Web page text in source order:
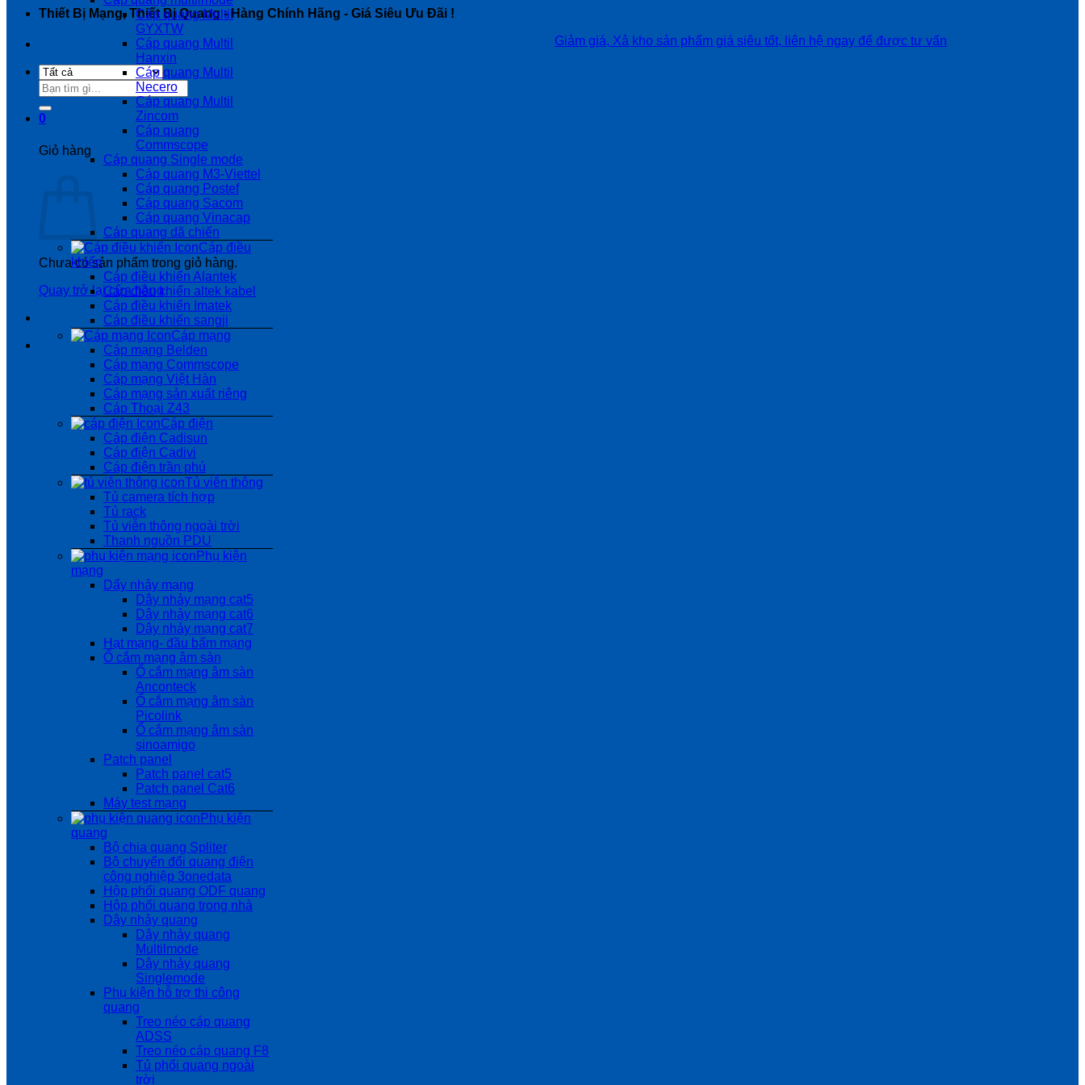
Thiết Bị Mạng, Thiết Bị Quang - Hàng Chính Hãng - Giá Siêu Ưu Đãi !
Giảm giá, Xả kho sản phẩm giá siêu tốt, liên hệ ngay để được tư vấn
Tìm
kiếm:
0
Giỏ hàng
Chưa có sản phẩm trong giỏ hàng.
Quay trở lại cửa hàng
Cáp quang Multil
GYXTW
Cáp quang Multil
Hanxin
Cáp quang Multil
Necero
Cáp quang Multil
Zincom
Cáp quang
Commscope
Cáp quang Single mode
Cáp quang M3-Viettel
Cáp quang Postef
Cáp quang Sacom
Cáp quang Vinacap
Cáp quang dã chiến
Cáp điều
khiển
Cáp điều khiển Alantek
Cáp điều khiển altek kabel
Cáp điều khiển Imatek
Cáp điều khiển sangji
Cáp mạng
Cáp mạng Belden
Cáp mạng Commscope
Cáp mạng Việt Hàn
Cáp mạng sản xuất riêng
Cáp Thoại Z43
Cáp điện
Cáp điện Cadisun
Cáp điện Cadivi
Cáp điện trần phú
Tủ viễn thông
Tủ camera tích hợp
Tủ rack
Tủ viễn thông ngoài trời
Thanh nguồn PDU
Phụ kiện
mạng
Dẩy nhảy mạng
Dây nhảy mạng cat5
Dây nhảy mạng cat6
Dây nhảy mạng cat7
Hạt mạng- đầu bấm mạng
Ổ cắm mạng âm sàn
Ổ cắm mạng âm sàn
Anconteck
Ổ cắm mạng âm sàn
Picolink
Ổ cắm mạng âm sàn
sinoamigo
Patch panel
Patch panel cat5
Patch panel Cat6
Máy test mạng
Phụ kiện
quang
Bộ chia quang Spliter
Bộ chuyển đổi quang điện
công nghiệp 3onedata
Hộp phối quang ODF quang
Hộp phối quang trong nhà
Dây nhảy quang
Dây nhảy quang
Multilmode
Dây nhảy quang
Singlemode
Phụ kiện hỗ trợ thi công
quang
Treo néo cáp quang
ADSS
Treo néo cáp quang F8
Tủ phối quang ngoài
trời